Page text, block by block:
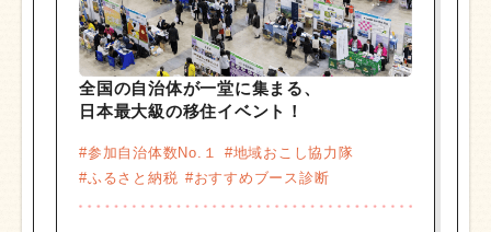
全国の自治体が一堂に集まる、
日本最大級の移住イベント！
#参加自治体数No.１
#地域おこし協力隊
#ふるさと納税 #おすすめブース診断